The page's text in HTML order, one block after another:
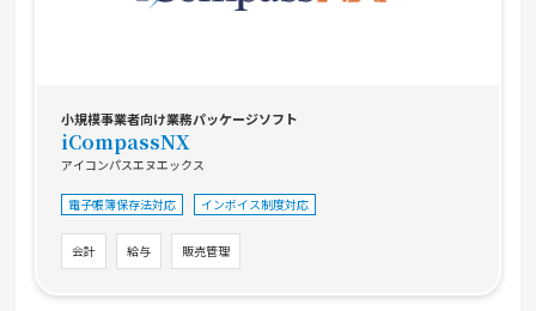
小規模事業者向け業務パッケージソフト
iCompassNX
アイコンパスエヌエックス
電子帳簿保存法対応 インボイス制度対応
会計 給与 販売管理